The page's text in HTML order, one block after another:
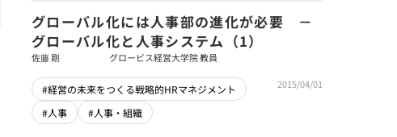
グローバル化には人事部の進化が必要 －
グローバル化と人事システム（1）
佐藤 剛 グロービス経営大学院 教員
#経営の未来をつくる戦略的HRマネジメント
#人事
#人事・組織
2015/04/01